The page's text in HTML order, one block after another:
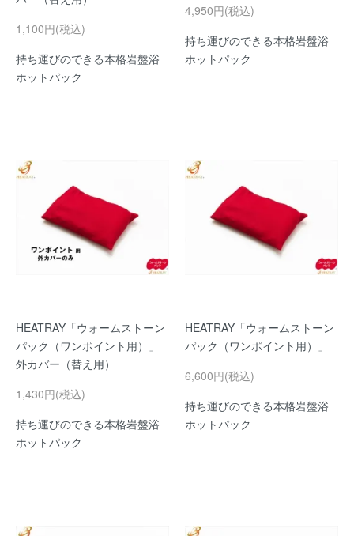
1,100円(税込)
持ち運びのできる本格岩盤浴
ホットパック
4,950円(税込)
持ち運びのできる本格岩盤浴
ホットパック
HEATRAY「ウォームストーン
パック（ワンポイント用）」
外カバー（替え用）
1,430円(税込)
持ち運びのできる本格岩盤浴
ホットパック
HEATRAY「ウォームストーン
パック（ワンポイント用）」
6,600円(税込)
持ち運びのできる本格岩盤浴
ホットパック